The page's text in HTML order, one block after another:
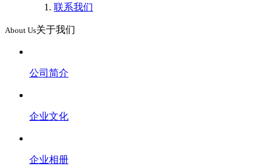
联系我们
About Us关于我们
公司简介
企业文化
企业相册